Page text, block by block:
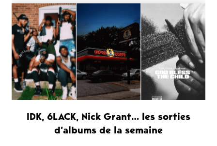
IDK, 6LACK, Nick Grant… les sorties
d’albums de la semaine